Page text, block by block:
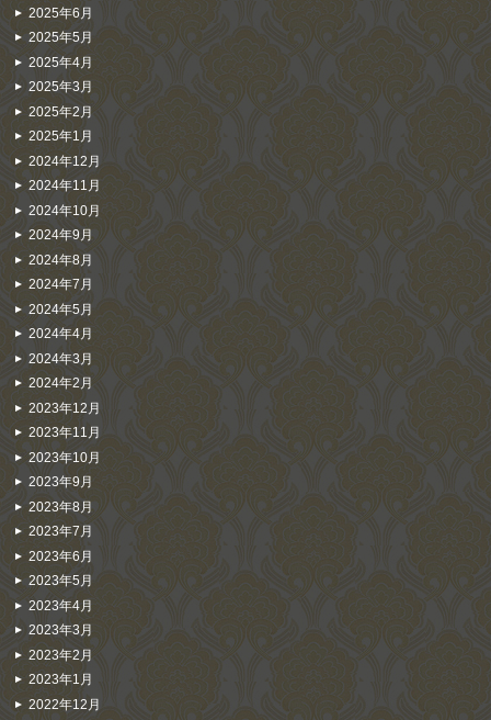
2025年6月
2025年5月
2025年4月
2025年3月
2025年2月
2025年1月
2024年12月
2024年11月
2024年10月
2024年9月
2024年8月
2024年7月
2024年5月
2024年4月
2024年3月
2024年2月
2023年12月
2023年11月
2023年10月
2023年9月
2023年8月
2023年7月
2023年6月
2023年5月
2023年4月
2023年3月
2023年2月
2023年1月
2022年12月